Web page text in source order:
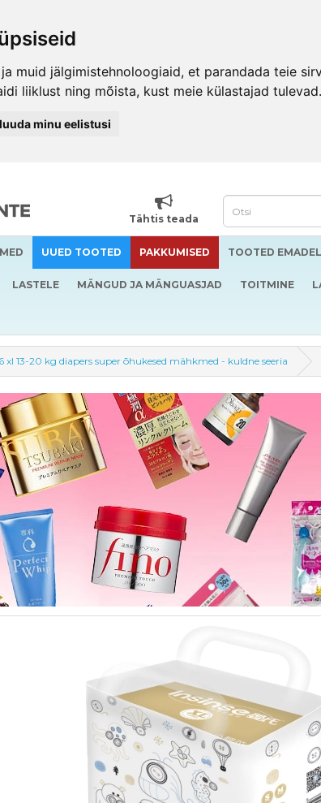
muid jälgimistehnoloogiaid, et parandada teie
liiklust ning mõista, kust meie külastajad tulevad.
minu eelistusi
Tähtis teada
UUED TOOTED PAKKUMISED TOOTED
LASTELE MÄNGUD JA MÄNGUASJAD TOITMINE
xl 13-20 kg diapers super õhukesed mähkmed - kuldne seeria